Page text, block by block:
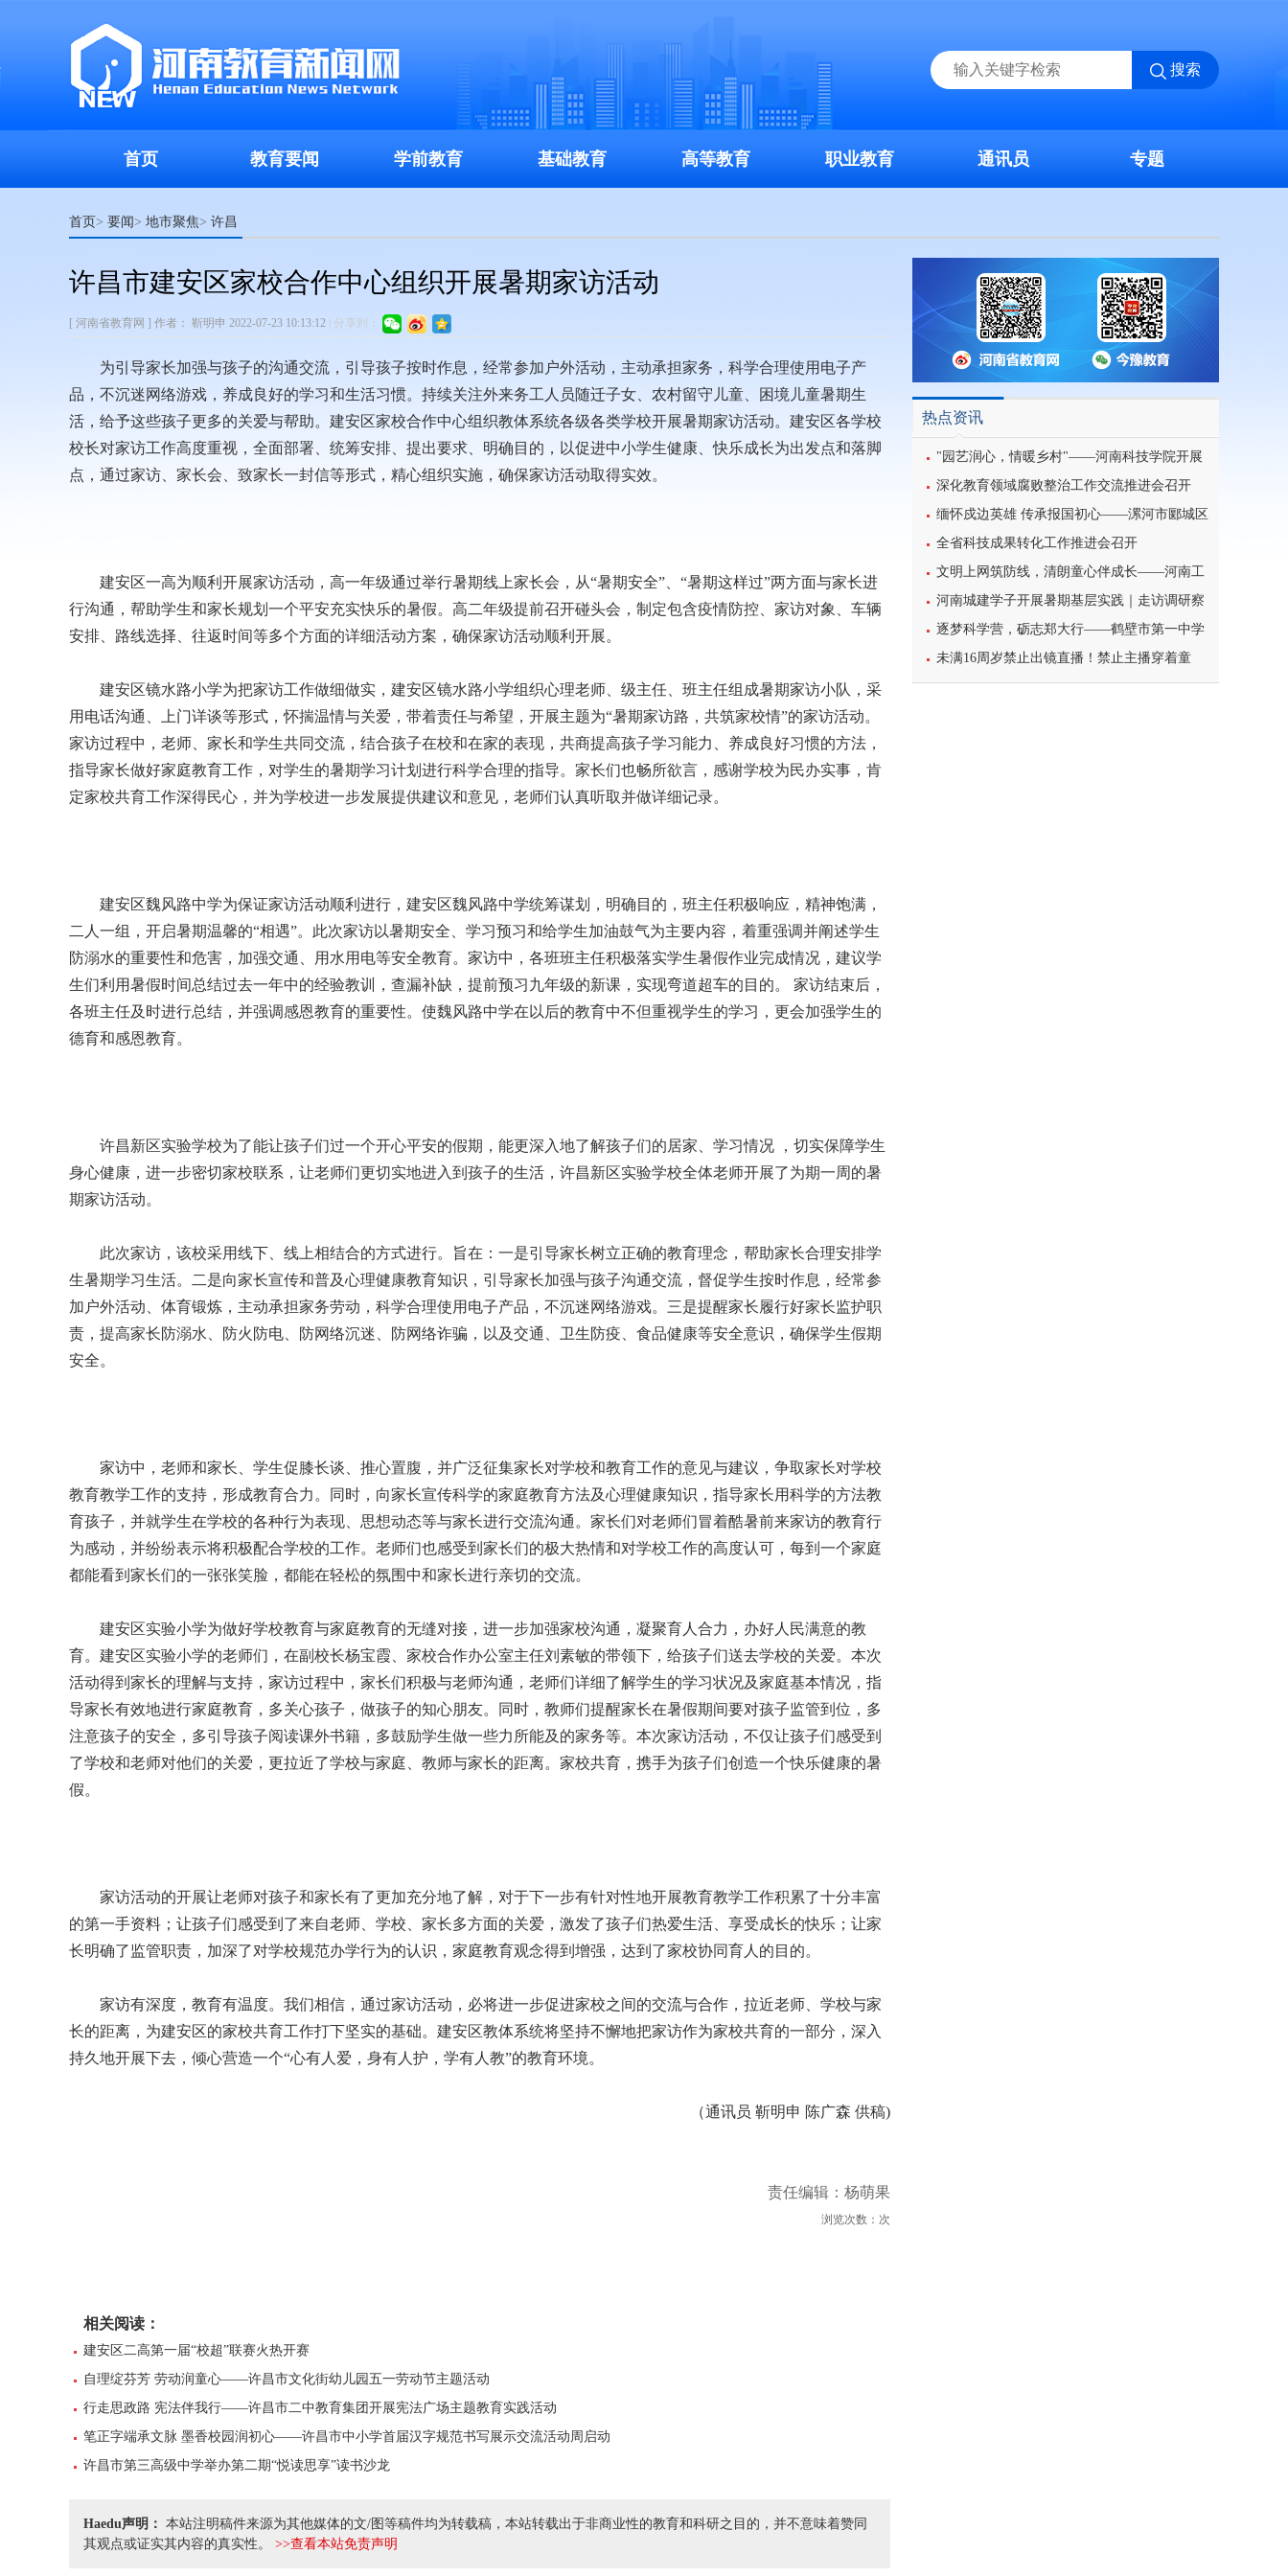
搜索
首页 教育要闻 学前教育 基础教育 高等教育 职业教育 通讯员 专题
首页> 要闻> 地市聚焦> 许昌
热点资讯
"园艺润心，情暖乡村"——河南科技学院开展
暑期三下乡心理健康宣讲活动
深化教育领域腐败整治工作交流推进会召开
缅怀戍边英雄 传承报国初心——漯河市郾城区
东街小学开展八一建军节主题特色教育活动
全省科技成果转化工作推进会召开
文明上网筑防线，清朗童心伴成长——河南工
业大学北斗星筑梦志愿服务团队开展科普主题实
践课堂
河南城建学子开展暑期基层实践｜走访调研察
民情，反诈宣传护平安
逐梦科学营，砺志郑大行——鹤壁市第一中学
学子参加2026年郑州大学高校科学营研学之旅纪
实
未满16周岁禁止出镜直播！禁止主播穿着童
装、校服等模仿未成年人直播
许昌市建安区家校合作中心组织开展暑期家访活动
[ 河南省教育网 ] 作者： 靳明申 2022-07-23 10:13:12 分享到：
为引导家长加强与孩子的沟通交流，引导孩子按时作息，经常参加户外活动，主动承担家务，科学合理使用电子产
品，不沉迷网络游戏，养成良好的学习和生活习惯。持续关注外来务工人员随迁子女、农村留守儿童、困境儿童暑期生
活，给予这些孩子更多的关爱与帮助。建安区家校合作中心组织教体系统各级各类学校开展暑期家访活动。建安区各学校
校长对家访工作高度重视，全面部署、统筹安排、提出要求、明确目的，以促进中小学生健康、快乐成长为出发点和落脚
点，通过家访、家长会、致家长一封信等形式，精心组织实施，确保家访活动取得实效。
建安区一高为顺利开展家访活动，高一年级通过举行暑期线上家长会，从“暑期安全”、“暑期这样过”两方面与家长进
行沟通，帮助学生和家长规划一个平安充实快乐的暑假。高二年级提前召开碰头会，制定包含疫情防控、家访对象、车辆
安排、路线选择、往返时间等多个方面的详细活动方案，确保家访活动顺利开展。
建安区镜水路小学为把家访工作做细做实，建安区镜水路小学组织心理老师、级主任、班主任组成暑期家访小队，采
用电话沟通、上门详谈等形式，怀揣温情与关爱，带着责任与希望，开展主题为“暑期家访路，共筑家校情”的家访活动。
家访过程中，老师、家长和学生共同交流，结合孩子在校和在家的表现，共商提高孩子学习能力、养成良好习惯的方法，
指导家长做好家庭教育工作，对学生的暑期学习计划进行科学合理的指导。家长们也畅所欲言，感谢学校为民办实事，肯
定家校共育工作深得民心，并为学校进一步发展提供建议和意见，老师们认真听取并做详细记录。
建安区魏风路中学为保证家访活动顺利进行，建安区魏风路中学统筹谋划，明确目的，班主任积极响应，精神饱满，
二人一组，开启暑期温馨的“相遇”。此次家访以暑期安全、学习预习和给学生加油鼓气为主要内容，着重强调并阐述学生
防溺水的重要性和危害，加强交通、用水用电等安全教育。家访中，各班班主任积极落实学生暑假作业完成情况，建议学
生们利用暑假时间总结过去一年中的经验教训，查漏补缺，提前预习九年级的新课，实现弯道超车的目的。 家访结束后，
各班主任及时进行总结，并强调感恩教育的重要性。使魏风路中学在以后的教育中不但重视学生的学习，更会加强学生的
德育和感恩教育。
许昌新区实验学校为了能让孩子们过一个开心平安的假期，能更深入地了解孩子们的居家、学习情况 ，切实保障学生
身心健康，进一步密切家校联系，让老师们更切实地进入到孩子的生活，许昌新区实验学校全体老师开展了为期一周的暑
期家访活动。
此次家访，该校采用线下、线上相结合的方式进行。旨在：一是引导家长树立正确的教育理念，帮助家长合理安排学
生暑期学习生活。二是向家长宣传和普及心理健康教育知识，引导家长加强与孩子沟通交流，督促学生按时作息，经常参
加户外活动、体育锻炼，主动承担家务劳动，科学合理使用电子产品，不沉迷网络游戏。三是提醒家长履行好家长监护职
责，提高家长防溺水、防火防电、防网络沉迷、防网络诈骗，以及交通、卫生防疫、食品健康等安全意识，确保学生假期
安全。
家访中，老师和家长、学生促膝长谈、推心置腹，并广泛征集家长对学校和教育工作的意见与建议，争取家长对学校
教育教学工作的支持，形成教育合力。同时，向家长宣传科学的家庭教育方法及心理健康知识，指导家长用科学的方法教
育孩子，并就学生在学校的各种行为表现、思想动态等与家长进行交流沟通。家长们对老师们冒着酷暑前来家访的教育行
为感动，并纷纷表示将积极配合学校的工作。老师们也感受到家长们的极大热情和对学校工作的高度认可，每到一个家庭
都能看到家长们的一张张笑脸，都能在轻松的氛围中和家长进行亲切的交流。
建安区实验小学为做好学校教育与家庭教育的无缝对接，进一步加强家校沟通，凝聚育人合力，办好人民满意的教
育。建安区实验小学的老师们，在副校长杨宝霞、家校合作办公室主任刘素敏的带领下，给孩子们送去学校的关爱。本次
活动得到家长的理解与支持，家访过程中，家长们积极与老师沟通，老师们详细了解学生的学习状况及家庭基本情况，指
导家长有效地进行家庭教育，多关心孩子，做孩子的知心朋友。同时，教师们提醒家长在暑假期间要对孩子监管到位，多
注意孩子的安全，多引导孩子阅读课外书籍，多鼓励学生做一些力所能及的家务等。本次家访活动，不仅让孩子们感受到
了学校和老师对他们的关爱，更拉近了学校与家庭、教师与家长的距离。家校共育，携手为孩子们创造一个快乐健康的暑
假。
家访活动的开展让老师对孩子和家长有了更加充分地了解，对于下一步有针对性地开展教育教学工作积累了十分丰富
的第一手资料；让孩子们感受到了来自老师、学校、家长多方面的关爱，激发了孩子们热爱生活、享受成长的快乐；让家
长明确了监管职责，加深了对学校规范办学行为的认识，家庭教育观念得到增强，达到了家校协同育人的目的。
家访有深度，教育有温度。我们相信，通过家访活动，必将进一步促进家校之间的交流与合作，拉近老师、学校与家
长的距离，为建安区的家校共育工作打下坚实的基础。建安区教体系统将坚持不懈地把家访作为家校共育的一部分，深入
持久地开展下去，倾心营造一个“心有人爱，身有人护，学有人教”的教育环境。
（通讯员 靳明申 陈广森 供稿)
责任编辑：杨萌果
浏览次数： 次
相关阅读：
建安区二高第一届“校超”联赛火热开赛
自理绽芬芳 劳动润童心——许昌市文化街幼儿园五一劳动节主题活动
行走思政路 宪法伴我行——许昌市二中教育集团开展宪法广场主题教育实践活动
笔正字端承文脉 墨香校园润初心——许昌市中小学首届汉字规范书写展示交流活动周启动
许昌市第三高级中学举办第二期“悦读思享”读书沙龙
Haedu声明： 本站注明稿件来源为其他媒体的文/图等稿件均为转载稿，本站转载出于非商业性的教育和科研之目的，并不意味着赞同
其观点或证实其内容的真实性。 >>查看本站免责声明